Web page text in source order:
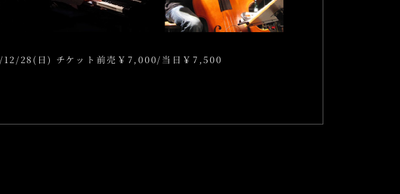
28(日) チケット前売￥7,000/当日￥7,500